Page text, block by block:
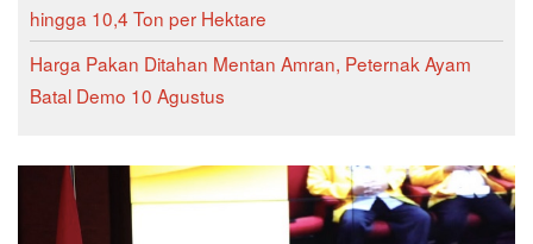
hingga 10,4 Ton per Hektare
Harga Pakan Ditahan Mentan Amran, Peternak Ayam
Batal Demo 10 Agustus